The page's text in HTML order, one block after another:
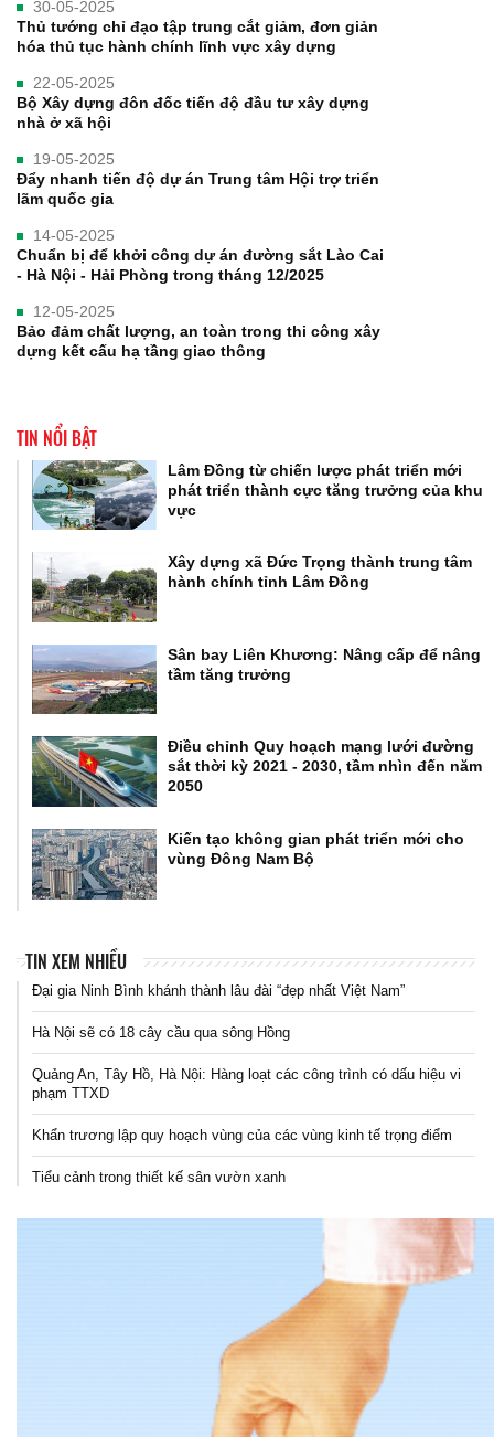
30-05-2025
Thủ tướng chỉ đạo tập trung cắt giảm, đơn giản
hóa thủ tục hành chính lĩnh vực xây dựng
22-05-2025
Bộ Xây dựng đôn đốc tiến độ đầu tư xây dựng
nhà ở xã hội
19-05-2025
Đẩy nhanh tiến độ dự án Trung tâm Hội trợ triển
lãm quốc gia
14-05-2025
Chuẩn bị để khởi công dự án đường sắt Lào Cai
- Hà Nội - Hải Phòng trong tháng 12/2025
12-05-2025
Bảo đảm chất lượng, an toàn trong thi công xây
dựng kết cấu hạ tầng giao thông
TIN NỔI BẬT
Lâm Đồng từ chiến lược phát triển mới
phát triển thành cực tăng trưởng của khu
vực
Xây dựng xã Đức Trọng thành trung tâm
hành chính tỉnh Lâm Đồng
Sân bay Liên Khương: Nâng cấp để nâng
tầm tăng trưởng
Điều chỉnh Quy hoạch mạng lưới đường
sắt thời kỳ 2021 - 2030, tầm nhìn đến năm
2050
Kiến tạo không gian phát triển mới cho
vùng Đông Nam Bộ
TIN XEM NHIỀU
Đại gia Ninh Bình khánh thành lâu đài “đẹp nhất Việt Nam”
Hà Nội sẽ có 18 cây cầu qua sông Hồng
Quảng An, Tây Hồ, Hà Nội: Hàng loạt các công trình có dấu hiệu vi
phạm TTXD
Khẩn trương lập quy hoạch vùng của các vùng kinh tế trọng điểm
Tiểu cảnh trong thiết kế sân vườn xanh